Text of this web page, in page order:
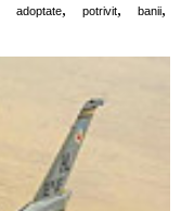
adoptate, potrivit, banii,